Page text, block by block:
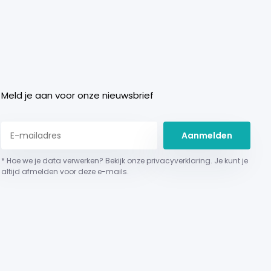
Meld je aan voor onze nieuwsbrief
Aanmelden
* Hoe we je data verwerken? Bekijk onze privacyverklaring. Je kunt je
altijd afmelden voor deze e-mails.